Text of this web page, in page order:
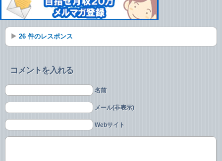
26 件のレスポンス
コメントを入れる
名前
メール(非表示)
Webサイト